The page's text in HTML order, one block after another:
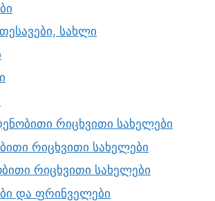
სახლი
რიცხვითი სახელები
რიცხვითი სახელები
რიცხვითი სახელები
და ფრინველები